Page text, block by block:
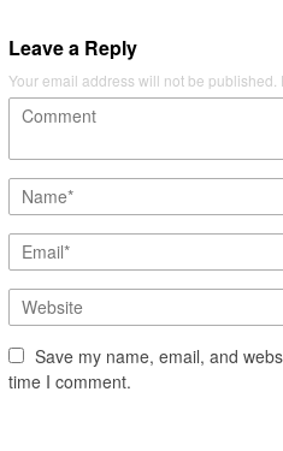
Leave a Reply
Your email address will not be published.
Save my name, email, and
time I comment.